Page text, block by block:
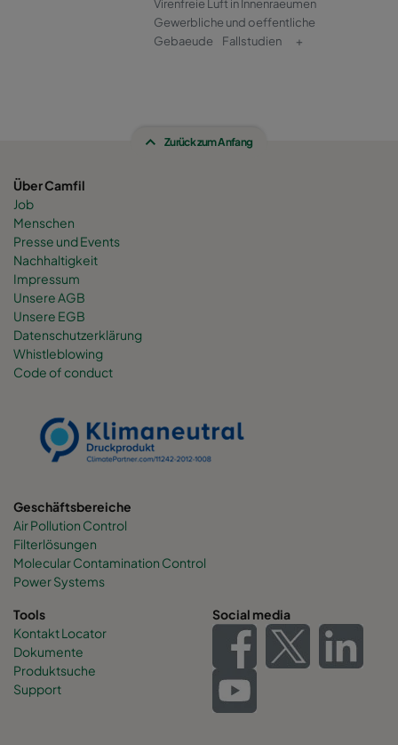
Virenfreie Luft in Innenraeumen
Gewerbliche und oeffentliche
Gebaeude
Fallstudien +
Zurück zum Anfang
Über Camfil
Job
Menschen
Presse und Events
Nachhaltigkeit
Impressum
Unsere AGB
Unsere EGB
Datenschutzerklärung
Whistleblowing
Code of conduct
Geschäftsbereiche
Air Pollution Control
Filterlösungen
Molecular Contamination Control
Power Systems
Tools
Kontakt Locator
Dokumente
Produktsuche
Support
Social media